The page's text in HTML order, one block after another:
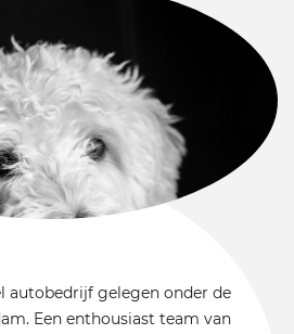
autobedrijf gelegen onder de
Een enthousiast team van